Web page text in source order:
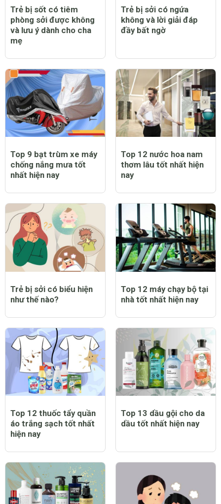
Trẻ bị sốt có tiêm
phòng sởi được không
và lưu ý dành cho cha
mẹ
Trẻ bị sởi có ngứa
không và lời giải đáp
đầy bất ngờ
Top 9 bạt trùm xe máy
chống nắng mưa tốt
nhất hiện nay
Top 12 nước hoa nam
thơm lâu tốt nhất hiện
nay
Trẻ bị sởi có biểu hiện
như thế nào?
Top 12 máy chạy bộ tại
nhà tốt nhất hiện nay
Top 12 thuốc tẩy quần
áo trắng sạch tốt nhất
hiện nay
Top 13 dầu gội cho da
dầu tốt nhất hiện nay